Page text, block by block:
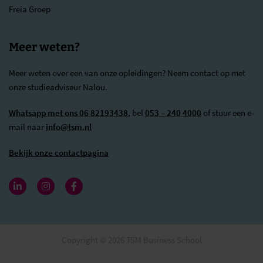
Freia Groep
Meer weten?
Meer weten over een van onze opleidingen? Neem contact op met
onze studieadviseur Nalou.
Whatsapp met ons 06 82193438, bel 053 – 240 4000 of stuur een e-
mail naar info@tsm.nl
Bekijk onze contactpagina